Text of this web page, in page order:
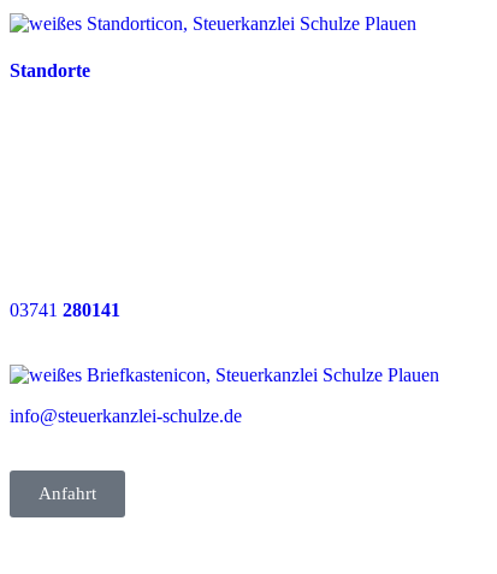
Standorte
03741 280141
info@steuerkanzlei-schulze.de
Anfahrt